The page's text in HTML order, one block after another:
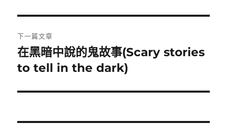
覽
篇
文
章:
下一篇文章
下
一
文
在黑暗中說的鬼故事(Scary stories
to tell in the dark)